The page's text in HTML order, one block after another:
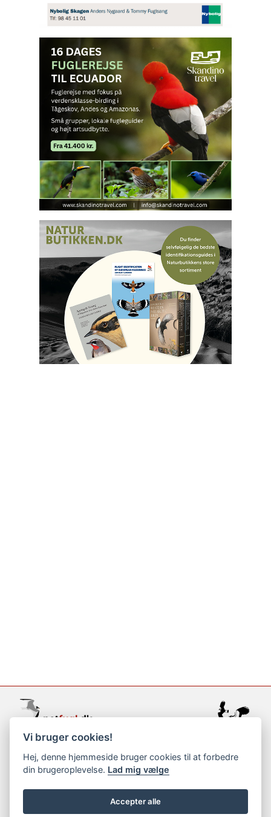
support@netfugl.dk
copyright © 2002-2023
Vi bruger cookies!
Hej, denne hjemmeside bruger cookies til at forbedre
din brugeroplevelse. Lad mig vælge
Accepter alle